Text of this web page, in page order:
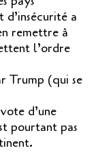
d’insécurité a
remettre à
l’ordre
Trump (qui se
d’une
pourtant pas